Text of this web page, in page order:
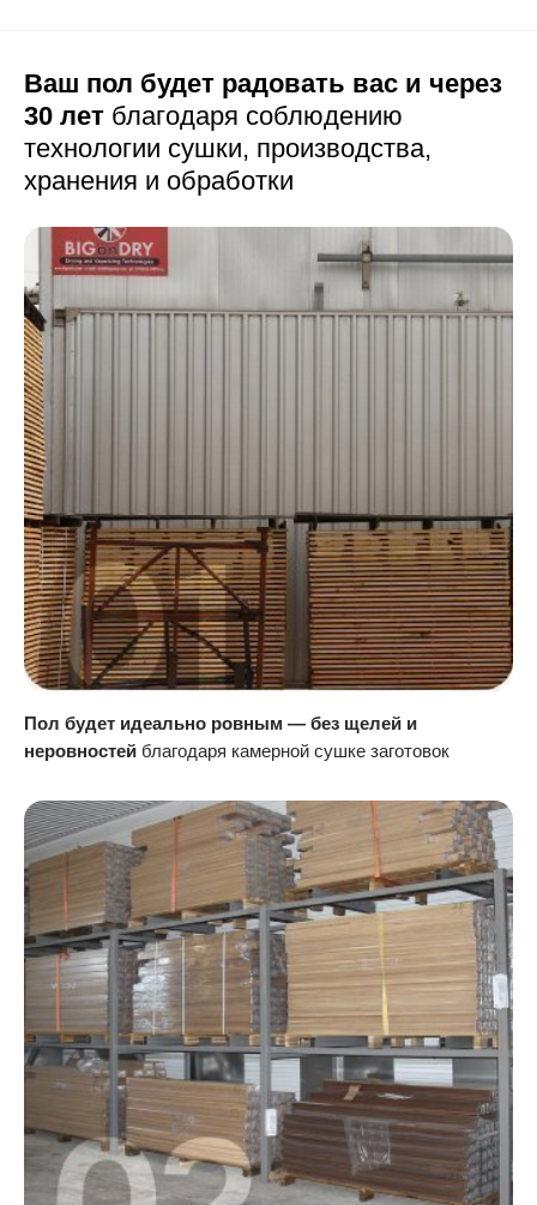
Ваш пол будет радовать вас и через
30 лет благодаря соблюдению
технологии сушки, производства,
хранения и обработки
Пол будет идеально ровным — без щелей и
неровностей благодаря камерной сушке заготовок